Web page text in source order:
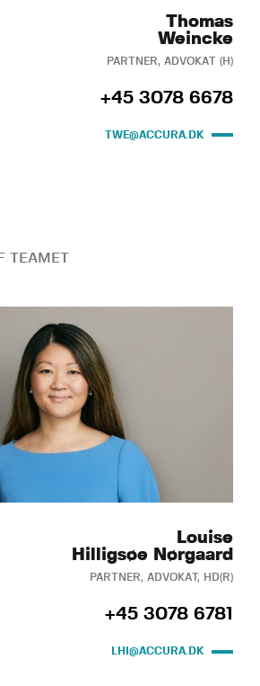
Thomas
Weincke
PARTNER, ADVOKAT (H)
+45 3078 6678
TWE@ACCURA.DK
TEAMET
Louise
Hilligsøe Nørgaard
PARTNER, ADVOKAT, HD(R)
+45 3078 6781
LHI@ACCURA.DK